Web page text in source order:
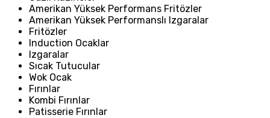
Amerikan Yüksek Performans Fritözler
Amerikan Yüksek Performanslı Izgaralar
Fritözler
Induction Ocaklar
Izgaralar
Sıcak Tutucular
Wok Ocak
Fırınlar
Kombi Fırınlar
Patisserie Fırınlar